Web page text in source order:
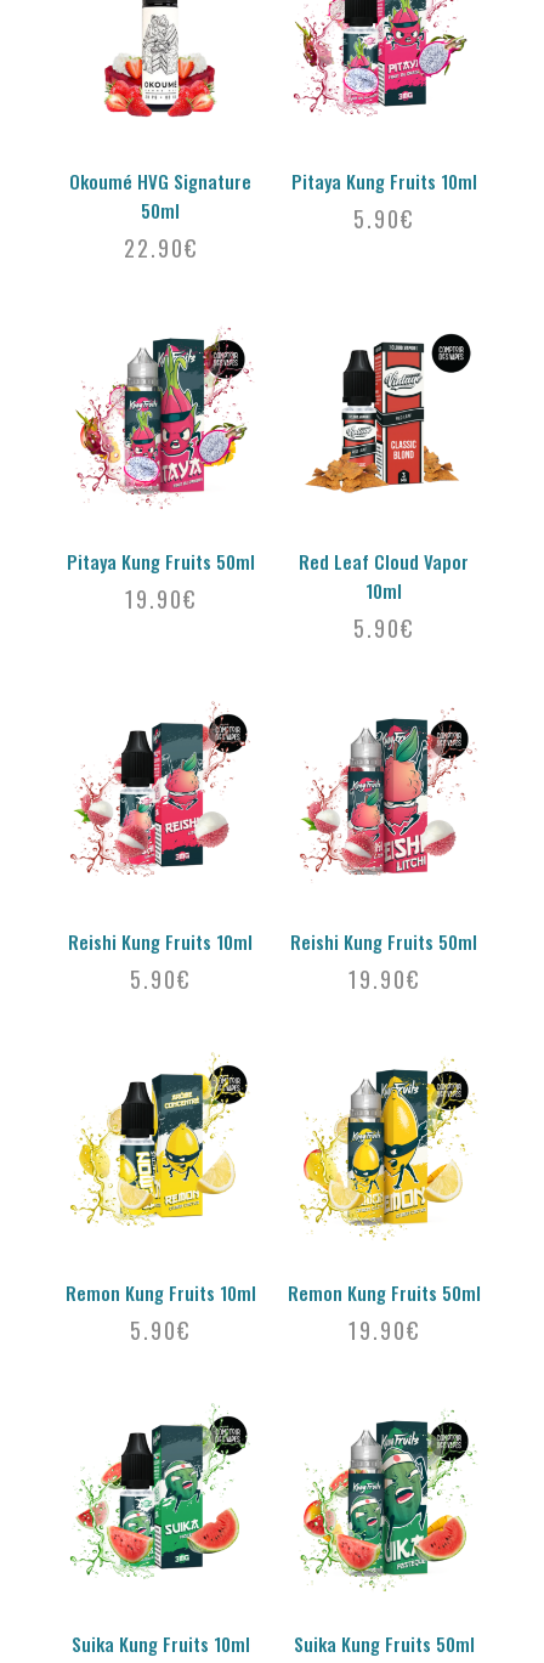
Okoumé HVG Signature
50ml
22.90€
Pitaya Kung Fruits 10ml
5.90€
Pitaya Kung Fruits 50ml
19.90€
Red Leaf Cloud Vapor
10ml
5.90€
Reishi Kung Fruits 10ml
5.90€
Reishi Kung Fruits 50ml
19.90€
Remon Kung Fruits 10ml
5.90€
Remon Kung Fruits 50ml
19.90€
Suika Kung Fruits 10ml Suika Kung Fruits 50ml